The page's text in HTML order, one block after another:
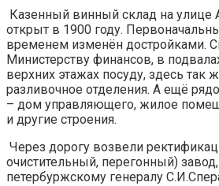
Казенный винный склад на
открыт в 1900 году.
временем изменён достройками.
Министерству финансов, в
верхних этажах посуду, здесь так
разливочное отделения. А ещё
– дом управляющего, жилое
и другие строения.
Через дорогу возвели
очистительный, перегонный)
петербуржскому генералу